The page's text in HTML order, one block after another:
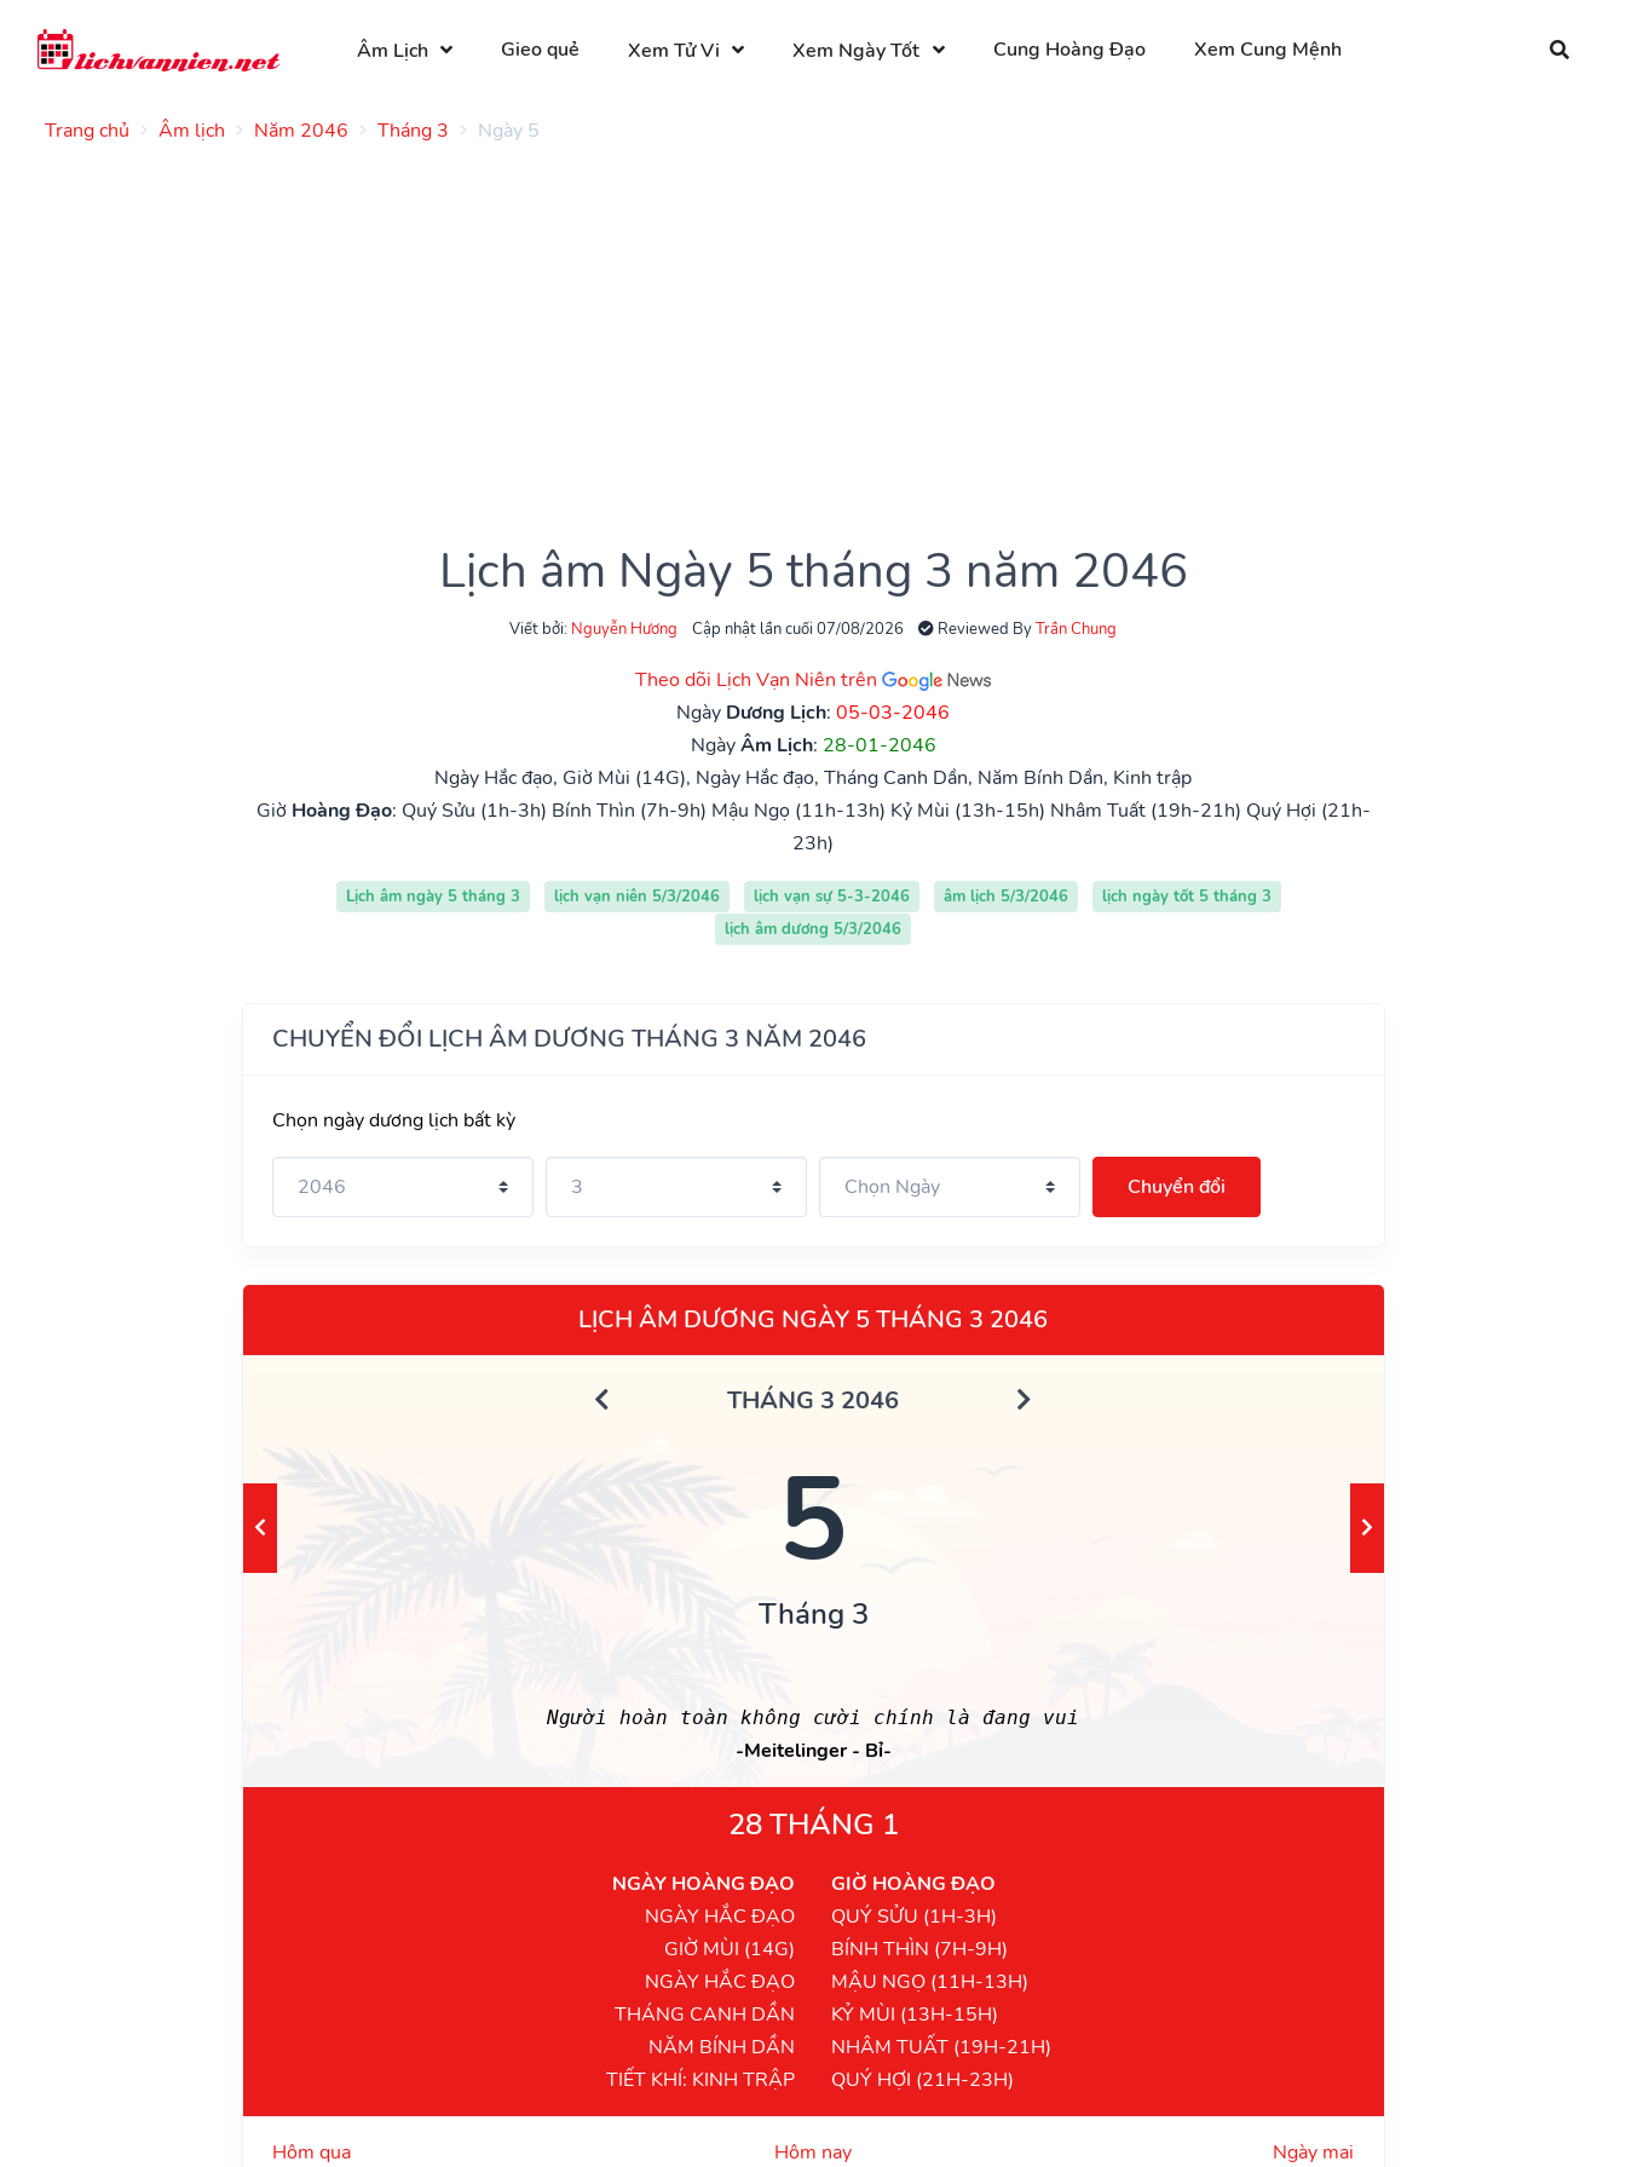
Âm Lịch Gieo quẻ Xem Tử Vi Xem Ngày Tốt Cung Hoàng Đạo Xem Cung Mệnh
Trang chủ Âm lịch Năm 2046 Tháng 3 Ngày 5
Lịch âm Ngày 5 tháng 3 năm 2046
Viết bởi: Nguyễn Hương Cập nhật lần cuối 07/08/2026 Reviewed ByTrần Chung
Theo dõi Lịch Vạn Niên trên
Ngày Dương Lịch: 05-03-2046
NgàyÂm Lịch: 28-01-2046
Ngày Hắc đạo, Giờ Mùi (14G), Ngày Hắc đạo, Tháng Canh Dần, Năm Bính Dần, Kinh trập
Giờ Hoàng Đạo: Quý Sửu (1h-3h) Bính Thìn (7h-9h) Mậu Ngọ (11h-13h) Kỷ Mùi (13h-15h) Nhâm Tuất (19h-21h) Quý Hợi (21h-
23h)
Lịch âm ngày 5 tháng 3 lịch vạn niên 5/3/2046 lịch vạn sự 5-3-2046 âm lịch 5/3/2046
lịch ngày tốt 5 tháng 3
lịch âm dương 5/3/2046
CHUYỂN ĐỔI LỊCH ÂM DƯƠNG THÁNG 3 NĂM 2046
Chọn ngày dương lịch bất kỳ
Chuyển đổi
LỊCH ÂM DƯƠNG NGÀY 5 THÁNG 3 2046
THÁNG 3 2046
5
Tháng 3
Người hoàn toàn không cười chính là đang vui
-Meitelinger - Bỉ-
28 THÁNG 1
NGÀY HOÀNG ĐẠO
NGÀY HẮC ĐẠO
GIỜ MÙI (14G)
NGÀY HẮC ĐẠO
THÁNG CANH DẦN
NĂM BÍNH DẦN
TIẾT KHÍ: KINH TRẬP
GIỜ HOÀNG ĐẠO
QUÝ SỬU (1H-3H)
BÍNH THÌN (7H-9H)
MẬU NGỌ (11H-13H)
KỶ MÙI (13H-15H)
NHÂM TUẤT (19H-21H)
QUÝ HỢI (21H-23H)
Hôm qua Hôm nay Ngày mai